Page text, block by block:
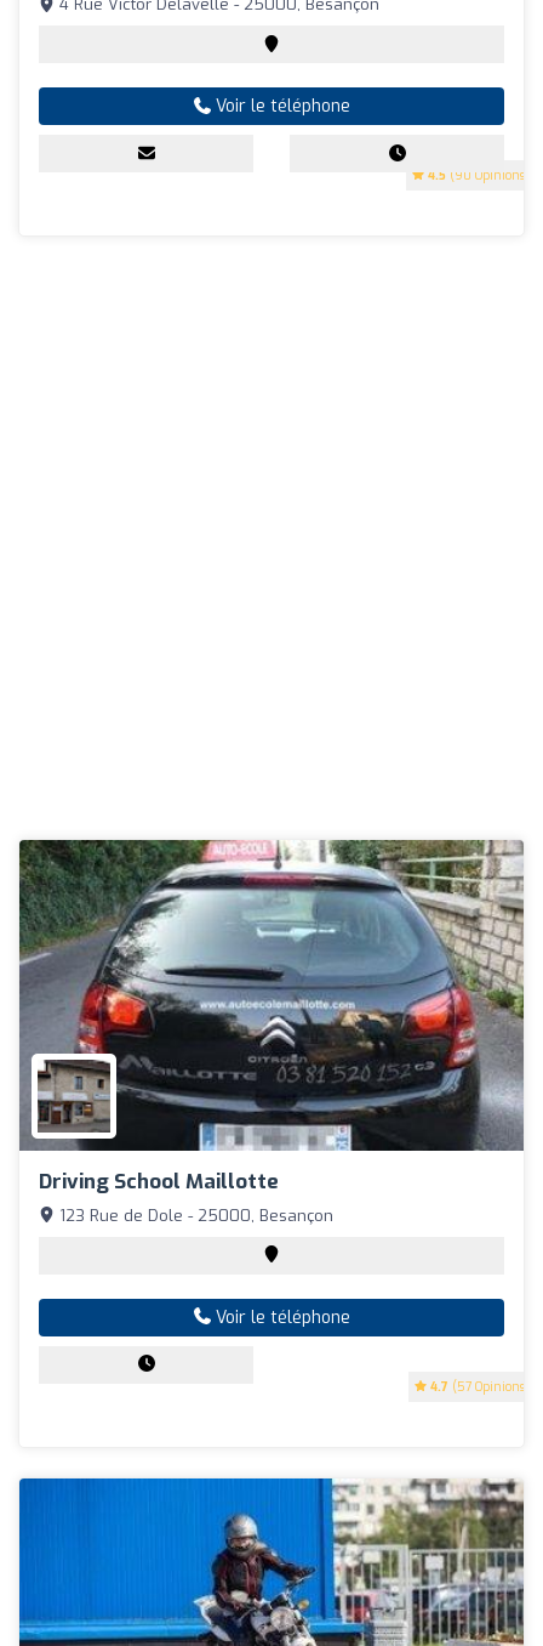
4.5 (90 Opinions)
4 Rue Victor Delavelle - 25000, Besançon
Voir le téléphone
Driving School Maillotte
4.7 (57 Opinions)
123 Rue de Dole - 25000, Besançon
Voir le téléphone